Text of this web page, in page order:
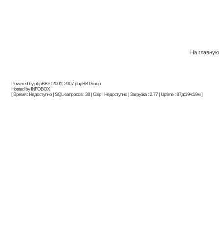
На главную
Powered by phpBB © 2001, 2007 phpBB Group
Hosted by INFOBOX
[ Время : Недоступно | SQL-запросов : 38 | Gzip : Недоступно | Загрузка : 2.77 | Uptime : 87д:19ч:19м ]